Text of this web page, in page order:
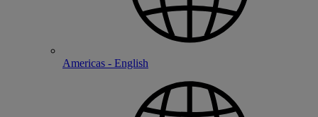
Americas - English